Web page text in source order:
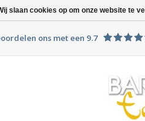
ons met een 9.7
slaan cookies op om onze website te